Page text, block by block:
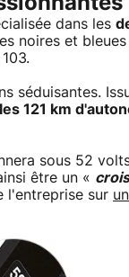
dans les
noires et
séduisantes.
les 121 km
sous 52
être un «
l'entreprise sur